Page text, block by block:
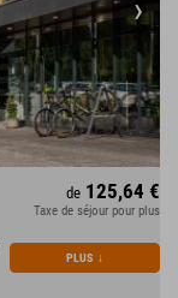
de 125,64 €
Taxe de séjour pour plus
PLUS ↓